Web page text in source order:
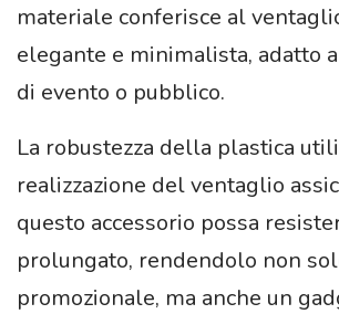
materiale conferisce al
elegante e minimalista, adatto
di evento o pubblico.
La robustezza della plastica
realizzazione del ventaglio
questo accessorio possa
prolungato, rendendolo non
promozionale, ma anche un